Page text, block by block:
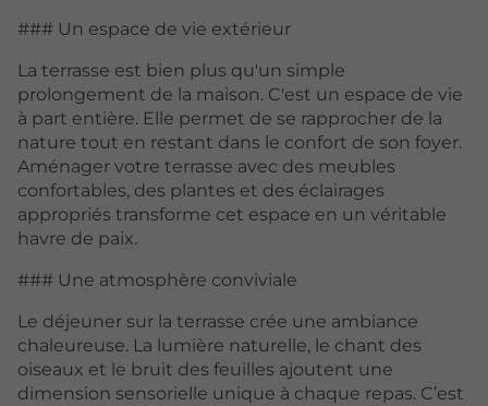
### Un espace de vie extérieur
La terrasse est bien plus qu'un simple
prolongement de la maison. C'est un espace de vie
à part entière. Elle permet de se rapprocher de la
nature tout en restant dans le confort de son foyer.
Aménager votre terrasse avec des meubles
confortables, des plantes et des éclairages
appropriés transforme cet espace en un véritable
havre de paix.
### Une atmosphère conviviale
Le déjeuner sur la terrasse crée une ambiance
chaleureuse. La lumière naturelle, le chant des
oiseaux et le bruit des feuilles ajoutent une
dimension sensorielle unique à chaque repas. C’est